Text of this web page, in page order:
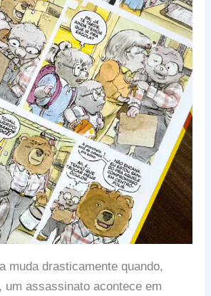
muda drasticamente quando,
um assassinato acontece em